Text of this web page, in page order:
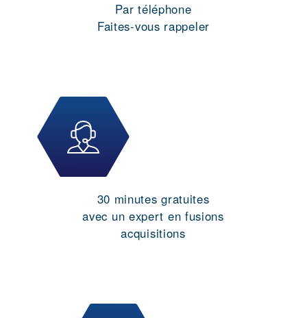
Par téléphone
Faites-vous rappeler
30 minutes gratuites
avec un expert en fusions
acquisitions